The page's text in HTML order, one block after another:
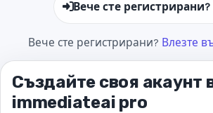
Вече сте регистрирани?
Вече сте регистрирани? Влезте
Създайте своя акаунт
immediateai pro